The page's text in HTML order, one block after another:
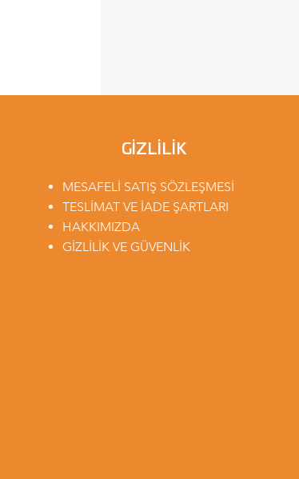
GİZLİLİK
MESAFELİ SATIŞ SÖZLEŞMESİ
TESLİMAT VE İADE ŞARTLARI
HAKKIMIZDA
GİZLİLİK VE GÜVENLİK